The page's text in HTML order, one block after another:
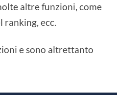
altre funzioni, come
ranking, ecc.
e sono altrettanto